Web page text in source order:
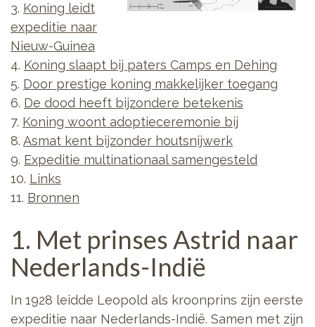
3. Koning leidt
expeditie naar
Nieuw-Guinea
4. Koning slaapt bij paters Camps en Dehing
5. Door prestige koning makkelijker toegang
6. De dood heeft bijzondere betekenis
7. Koning woont adoptieceremonie bij
8. Asmat kent bijzonder houtsnijwerk
9. Expeditie multinationaal samengesteld
10. Links
11. Bronnen
1. Met prinses Astrid naar
Nederlands-Indië
In 1928 leidde Leopold als kroonprins zijn eerste
expeditie naar Nederlands-Indië. Samen met zijn